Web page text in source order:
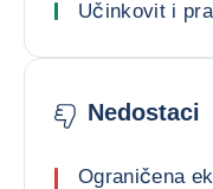
Učinkovit i
Nedostaci
Ograničena